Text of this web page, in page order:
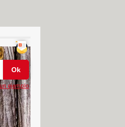
ejemplo